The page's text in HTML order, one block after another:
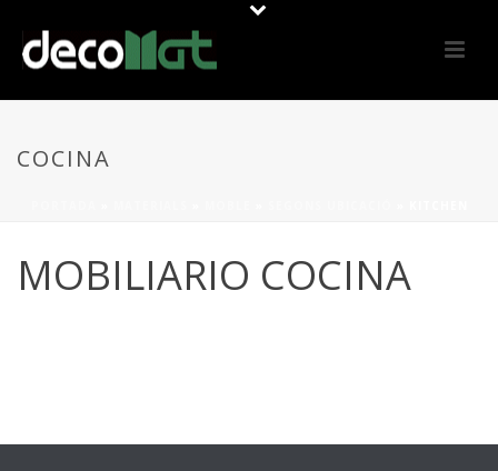
COCINA
MOBILIARIO COCINA